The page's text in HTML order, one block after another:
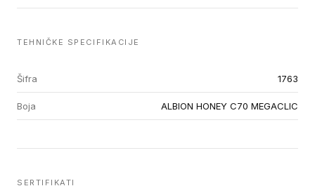
TEHNIČKE SPECIFIKACIJE
Šifra 1763
Boja ALBION HONEY C70 MEGACLIC
SERTIFIKATI